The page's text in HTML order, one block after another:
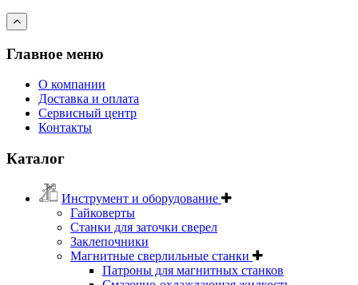
Главное меню
О компании
Доставка и оплата
Сервисный центр
Контакты
Каталог
Инструмент и оборудование
Гайковерты
Станки для заточки сверел
Заклепочники
Магнитные сверлильные станки
Патроны для магнитных станков